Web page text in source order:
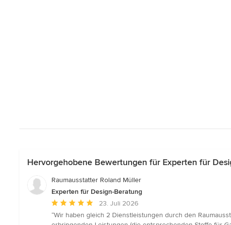
Hervorgehobene Bewertungen für Experten für
Raumausstatter Roland Müller
Experten für Design-Beratung
Durchschnittliche
Bewertung:
5
23. Juli 2026
“Wir haben gleich 2 Dienstleistungen durch den